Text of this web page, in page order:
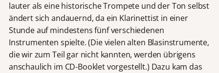
lauter als eine historische Trompete und der Ton selbst
ändert sich andauernd, da ein Klarinettist in einer
Stunde auf mindestens fünf verschiedenen
Instrumenten spielte. (Die vielen alten Blasinstrumente,
die wir zum Teil gar nicht kannten, werden übrigens
anschaulich im CD-Booklet vorgestellt.) Dazu kam das